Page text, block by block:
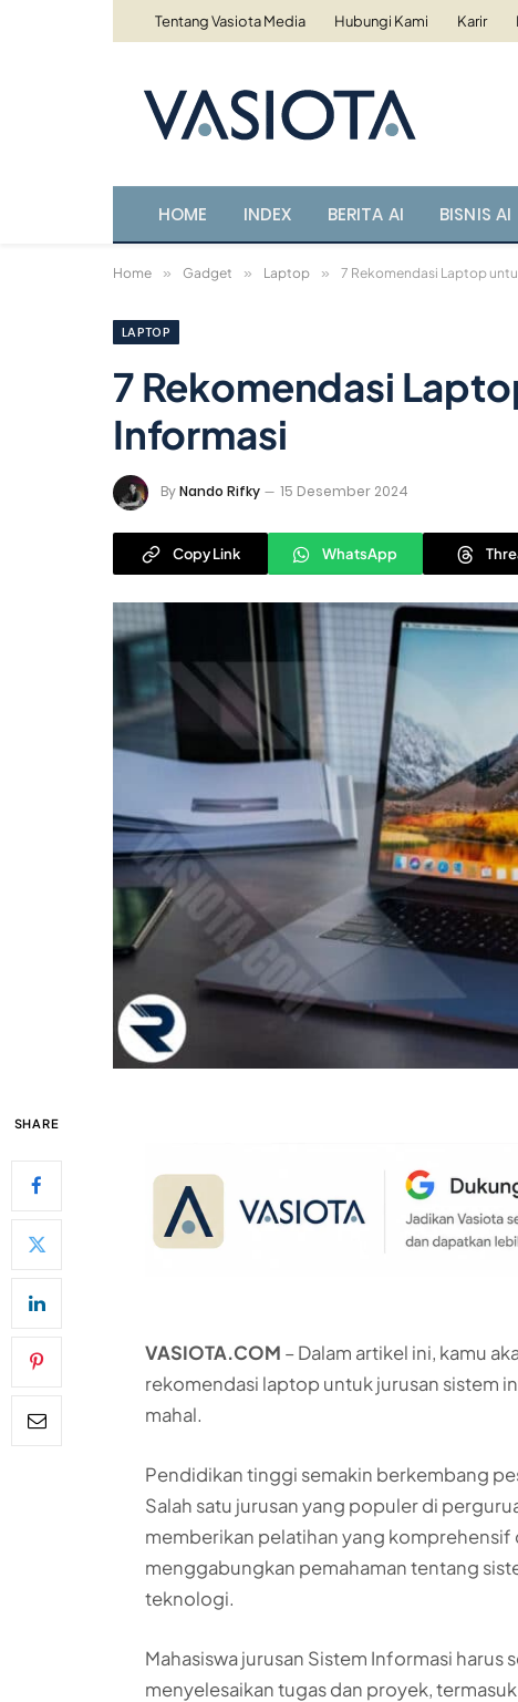
Tentang Vasiota Media Hubungi Kami Karir
HOME INDEX BERITA AI BISNIS AI
Home » Gadget » Laptop » 7 Rekomendasi Laptop
LAPTOP
7 Rekomendasi
Informasi
ByNando Rifky 15 Desember 2024
Copy Link WhatsApp
SHARE
VASIOTA.COM – Dalam artikel ini, kamu
rekomendasi laptop untuk jurusan sistem
mahal.
Pendidikan tinggi semakin berkembang
Salah satu jurusan yang populer di
memberikan pelatihan yang
menggabungkan pemahaman tentang
teknologi.
Mahasiswa jurusan Sistem Informasi
menyelesaikan tugas dan proyek,